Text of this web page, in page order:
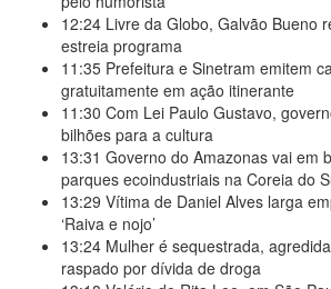
12:24 Livre da Globo, Galvão Bueno
estreia programa
11:35 Prefeitura e Sinetram emitem
gratuitamente em ação itinerante
11:30 Com Lei Paulo Gustavo,
bilhões para a cultura
13:31 Governo do Amazonas vai em
parques ecoindustriais na Coreia do
13:29 Vítima de Daniel Alves larga
‘Raiva e nojo’
13:24 Mulher é sequestrada,
raspado por dívida de droga